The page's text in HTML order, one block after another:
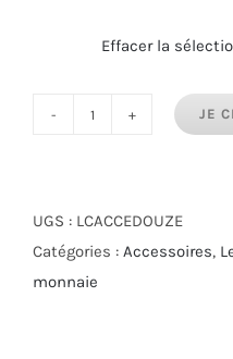
Effacer la
à
Lunettes
Reine
JE
UGS : LCACCEDOUZE
Catégories : Accessoires,
monnaie